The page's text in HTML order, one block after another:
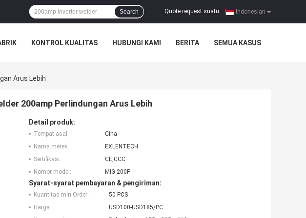
Indonesian
Quote request suatu
Search
KONTROL KUALITAS HUBUNGI KAMI BERITA SEMUA KASUS
Arus Lebih
200amp Perlindungan Arus Lebih
Detail produk:
Tempat asal:
Cina
Nama merek:
EXLENTECH
Sertifikasi:
CE,CCC
Nomor model:
MIG-200P
Syarat-syarat pembayaran & pengiriman:
Kuantitas min Order:
50 PCS
Harga:
USD100-USD185/PC